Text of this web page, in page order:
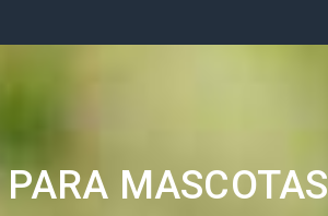
MASCOTAS